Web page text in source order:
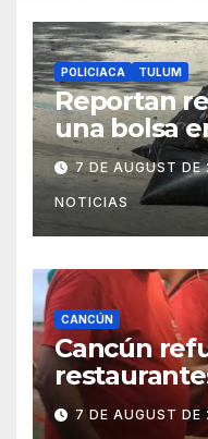
POLICIACA TULUM
Reportan
una bolsa
eran
7 DE AUGUST
NOTICIAS
CANCÚN
Cancún
7 DE AUGUST